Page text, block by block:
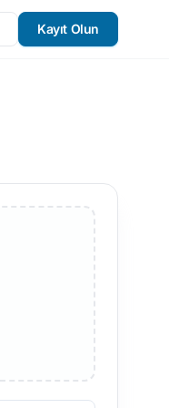
Kayıt Olun